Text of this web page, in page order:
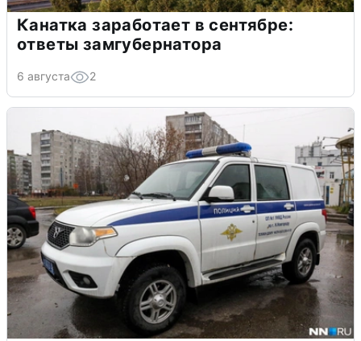
Канатка заработает в сентябре:
ответы замгубернатора
6 августа 2